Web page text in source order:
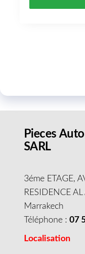
Pieces
SARL
3éme ETAGE,
RESIDENCE
Marrakech
Téléphone : 07
Localisation